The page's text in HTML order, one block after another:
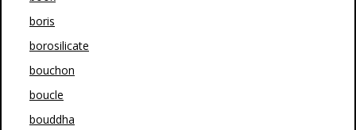
boris
borosilicate
bouchon
boucle
bouddha